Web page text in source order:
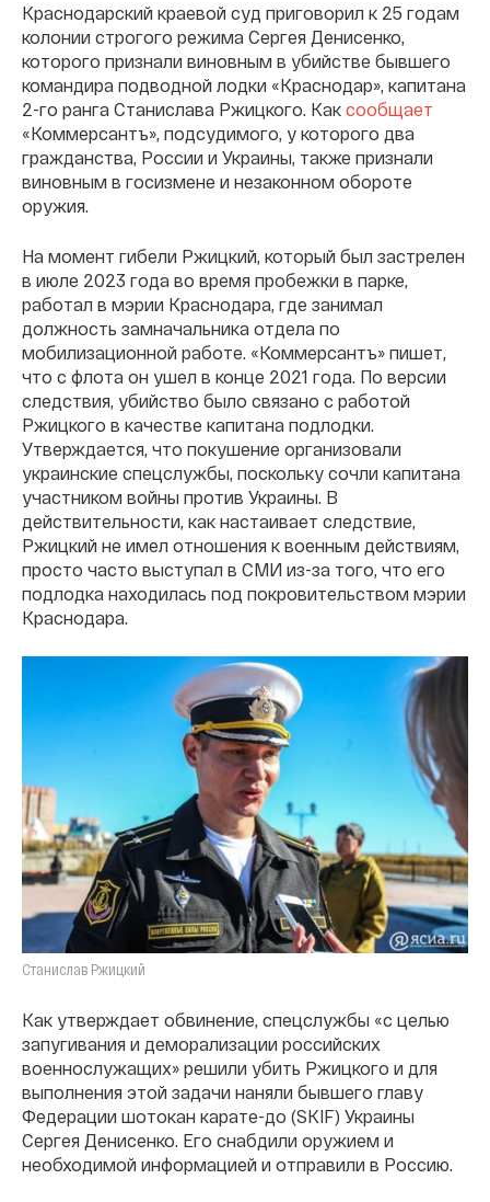
Краснодарский краевой суд приговорил к 25 годам
колонии строгого режима Сергея Денисенко,
которого признали виновным в убийстве бывшего
командира подводной лодки «Краснодар», капитана
2-го ранга Станислава Ржицкого. Как сообщает
«Коммерсантъ», подсудимого, у которого два
гражданства, России и Украины, также признали
виновным в госизмене и незаконном обороте
оружия.
На момент гибели Ржицкий, который был застрелен
в июле 2023 года во время пробежки в парке,
работал в мэрии Краснодара, где занимал
должность замначальника отдела по
мобилизационной работе. «Коммерсантъ» пишет,
что с флота он ушел в конце 2021 года. По версии
следствия, убийство было связано с работой
Ржицкого в качестве капитана подлодки.
Утверждается, что покушение организовали
украинские спецслужбы, поскольку сочли капитана
участником войны против Украины. В
действительности, как настаивает следствие,
Ржицкий не имел отношения к военным действиям,
просто часто выступал в СМИ из-за того, что его
подлодка находилась под покровительством мэрии
Краснодара.
Станислав Ржицкий
Как утверждает обвинение, спецслужбы «с целью
запугивания и деморализации российских
военнослужащих» решили убить Ржицкого и для
выполнения этой задачи наняли бывшего главу
Федерации шотокан карате-до (SKIF) Украины
Сергея Денисенко. Его снабдили оружием и
необходимой информацией и отправили в Россию.